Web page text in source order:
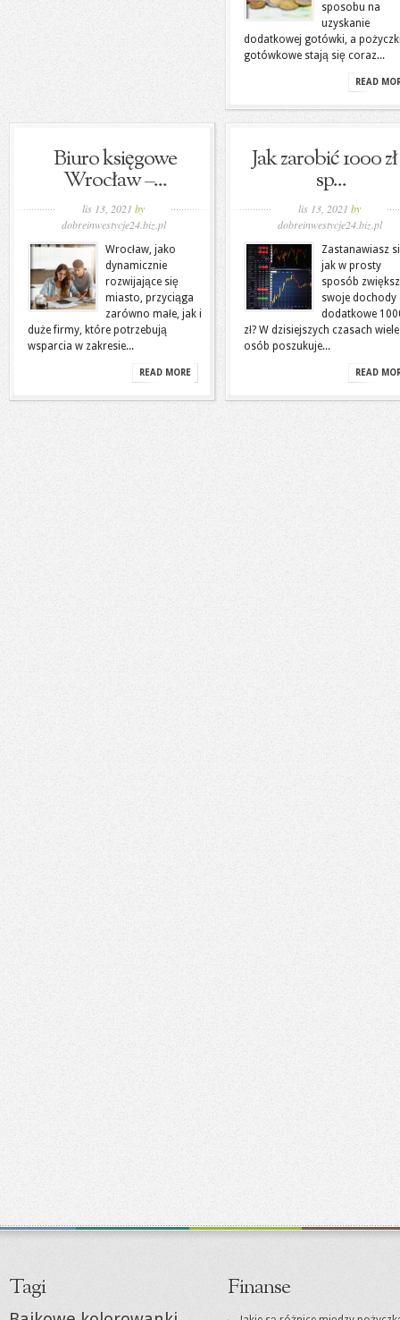
sposobu na
uzyskanie
dodatkowej gotówki, a
gotówkowe stają się coraz...
READ
Biuro księgowe
Wrocław –...
lis 13, 2021 by
dobreinwestycje24.biz.pl
Wrocław, jako
dynamicznie
rozwijające się
miasto, przyciąga
zarówno małe, jak i
duże firmy, które potrzebują
wsparcia w zakresie...
READ MORE
Jak zarobić 1000
sp...
lis 13, 2021 by
dobreinwestycje24.biz.pl
Zastanawiasz
jak w prosty
sposób
swoje dochody
dodatkowe
zł? W dzisiejszych czasach wiele
osób poszukuje...
READ
Tagi Finanse